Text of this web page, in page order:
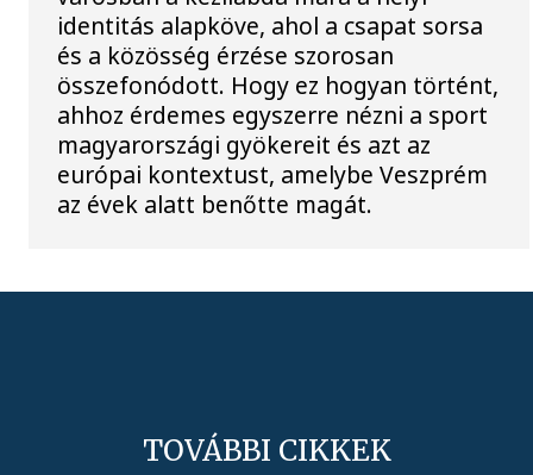
identitás alapköve, ahol a csapat sorsa
és a közösség érzése szorosan
összefonódott. Hogy ez hogyan történt,
ahhoz érdemes egyszerre nézni a sport
magyarországi gyökereit és azt az
európai kontextust, amelybe Veszprém
az évek alatt benőtte magát.
TOVÁBBI CIKKEK